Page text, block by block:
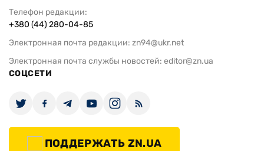
Телефон редакции:
+380 (44) 280-04-85
Электронная почта редакции: zn94@ukr.net
Электронная почта службы новостей: editor@zn.ua
СОЦСЕТИ
ПОДДЕРЖАТЬ ZN.UA